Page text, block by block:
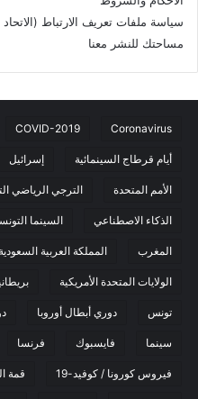
سياسة ملفات تعريف الارتباط (الاتحاد
مساحتك للنشر معنا
Coronavirus
COVID-2019
أيام قرطاج السينمائية إسرائيل
الأمم المتحدة الترجي الرياضي
الذكاء الاصطناعي السينما
المغرب المملكة العربية السعودية
الولايات المتحدة الأمريكية
تونس دوري أبطال أوروبا
سينما فايسبوك فرنسا
فيروس كورونا / كوفيد-19 قمة